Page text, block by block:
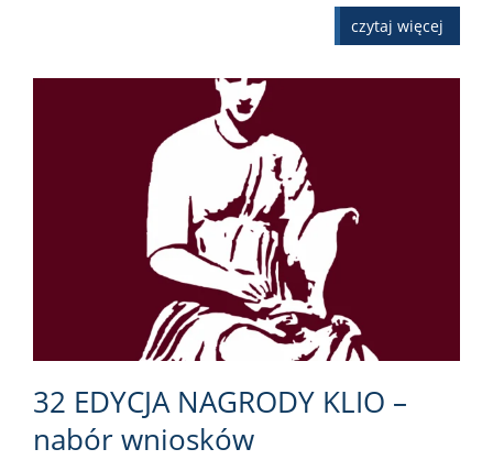
czytaj więcej
32 EDYCJA NAGRODY KLIO –
nabór wniosków